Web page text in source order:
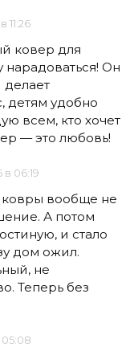
11:26
ковер для
нарадоваться! Он
делает
детям удобно
всем, кто хочет
— это любовь!
в 06:19
ковры вообще не
А потом
и стало
дом ожил.
не
Теперь без
05:08